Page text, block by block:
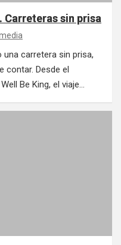
Carreteras sin prisa
carretera sin prisa,
contar. Desde el
Be King, el viaje…